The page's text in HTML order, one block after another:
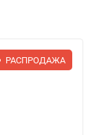
РАСПРОДАЖА